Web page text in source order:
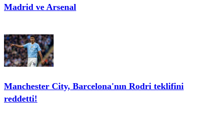
Madrid ve Arsenal
Manchester City, Barcelona'nın Rodri teklifini
reddetti!